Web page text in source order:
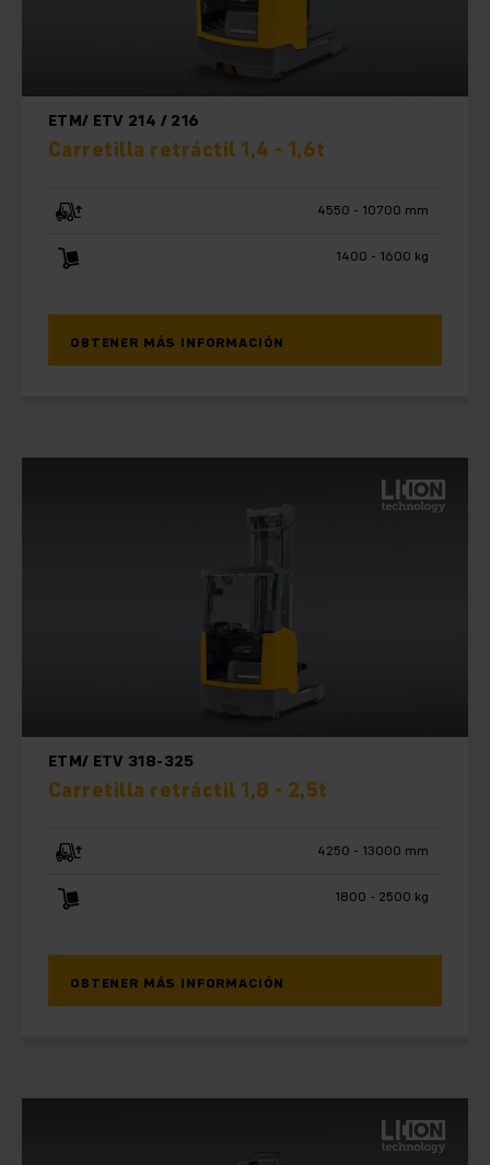
ETM/ ETV 214 / 216
Carretilla retráctil 1,4 - 1,6t
4550 - 10700 mm
1400 - 1600 kg
OBTENER MÁS INFORMACIÓN
ETM/ ETV 318-325
Carretilla retráctil 1,8 - 2,5t
4250 - 13000 mm
1800 - 2500 kg
OBTENER MÁS INFORMACIÓN